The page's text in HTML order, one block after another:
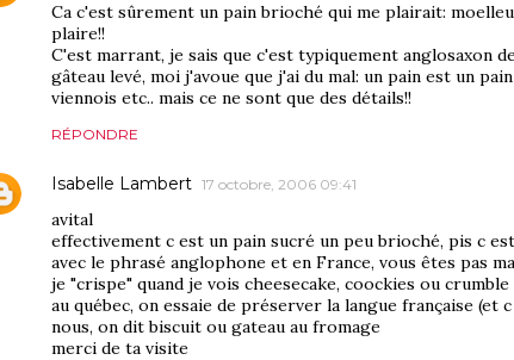
Ca c'est sûrement un pain brioché qui me plairait:
plaire!!
C'est marrant, je sais que c'est typiquement anglosaxon
gâteau levé, moi j'avoue que j'ai du mal: un pain est un
viennois etc.. mais ce ne sont que des détails!!
RÉPONDRE
Isabelle Lambert 17 octobre, 2006 09:41
avital
effectivement c est un pain sucré un peu brioché, pis c
avec le phrasé anglophone et en France, vous êtes pas
je "crispe" quand je vois cheesecake, coockies ou crumble
au québec, on essaie de préserver la langue française (et
nous, on dit biscuit ou gateau au fromage
merci de ta visite